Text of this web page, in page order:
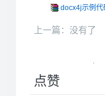
docx4j示例代
上一篇：没有了
点赞